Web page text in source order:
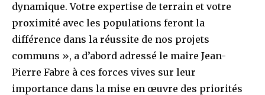
dynamique. Votre expertise de terrain et votre
proximité avec les populations feront la
différence dans la réussite de nos projets
communs », a d’abord adressé le maire Jean-
Pierre Fabre à ces forces vives sur leur
importance dans la mise en œuvre des priorités